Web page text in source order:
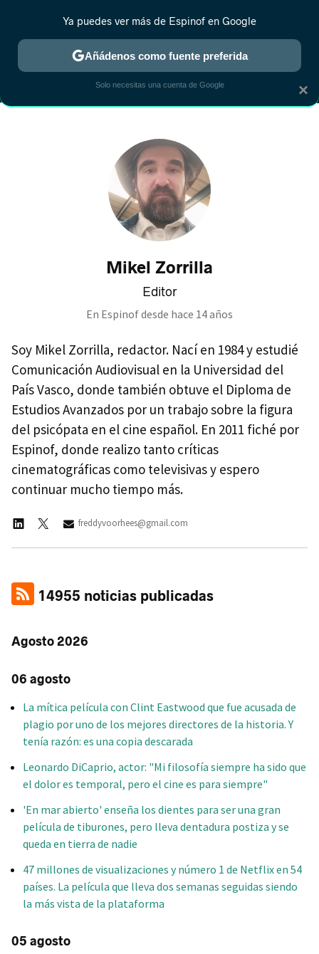
MENÚ NUEVO
ESTRENOS REALITY ANIME RANKINGS CINE
Mikel Zorrilla
Editor
En Espinof desde hace 14 años
Soy Mikel Zorrilla, redactor. Nací en 1984 y estudié
Comunicación Audiovisual en la Universidad del
País Vasco, donde también obtuve el Diploma de
Estudios Avanzados por un trabajo sobre la figura
del psicópata en el cine español. En 2011 fiché por
Espinof, donde realizo tanto críticas
cinematográficas como televisivas y espero
continuar mucho tiempo más.
freddyvoorhees@gmail.com
14955 noticias publicadas
Agosto 2026
06 agosto
La mítica película con Clint Eastwood que fue acusada de
plagio por uno de los mejores directores de la historia. Y
tenía razón: es una copia descarada
Leonardo DiCaprio, actor: "Mi filosofía siempre ha sido que
el dolor es temporal, pero el cine es para siempre"
'En mar abierto' enseña los dientes para ser una gran
película de tiburones, pero lleva dentadura postiza y se
queda en tierra de nadie
47 millones de visualizaciones y número 1 de Netflix en 54
países. La película que lleva dos semanas seguidas siendo
la más vista de la plataforma
05 agosto
×
Ya puedes ver más de Espinof en Google
Añádenos como fuente preferida
Solo necesitas una cuenta de Google